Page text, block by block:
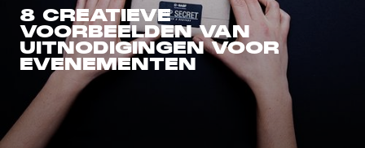
8 CREATIEVE
VOORBEELDEN VAN
UITNODIGINGEN VOOR
EVENEMENTEN